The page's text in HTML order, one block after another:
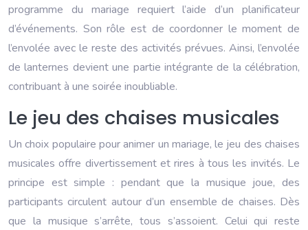
programme du mariage requiert l’aide d’un planificateur
d’événements. Son rôle est de coordonner le moment de
l’envolée avec le reste des activités prévues. Ainsi, l’envolée
de lanternes devient une partie intégrante de la célébration,
contribuant à une soirée inoubliable.
Le jeu des chaises musicales
Un choix populaire pour animer un mariage, le jeu des chaises
musicales offre divertissement et rires à tous les invités. Le
principe est simple : pendant que la musique joue, des
participants circulent autour d’un ensemble de chaises. Dès
que la musique s’arrête, tous s’assoient. Celui qui reste